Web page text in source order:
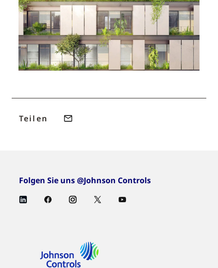
Teilen
Folgen Sie uns @Johnson Controls